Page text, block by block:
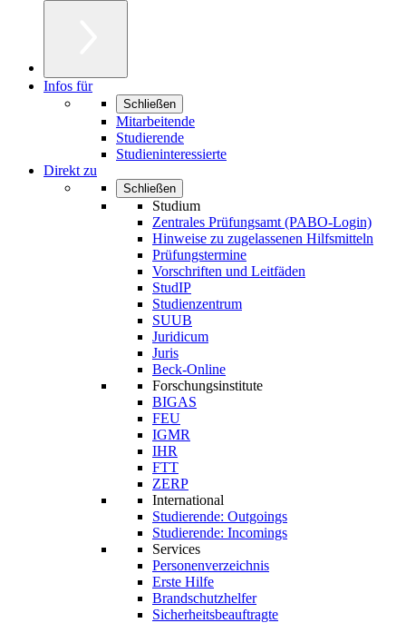
Infos für
Schließen
Mitarbeitende
Studierende
Studieninteressierte
Direkt zu
Schließen
Studium
Zentrales Prüfungsamt (PABO-Login)
Hinweise zu zugelassenen Hilfsmitteln
Prüfungstermine
Vorschriften und Leitfäden
StudIP
Studienzentrum
SUUB
Juridicum
Juris
Beck-Online
Forschungsinstitute
BIGAS
FEU
IGMR
IHR
FTT
ZERP
International
Studierende: Outgoings
Studierende: Incomings
Services
Personenverzeichnis
Erste Hilfe
Brandschutzhelfer
Sicherheitsbeauftragte